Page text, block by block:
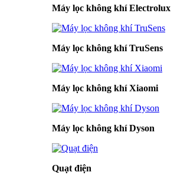
Máy lọc không khí Electrolux
Máy lọc không khí TruSens
Máy lọc không khí Xiaomi
Máy lọc không khí Dyson
Quạt điện